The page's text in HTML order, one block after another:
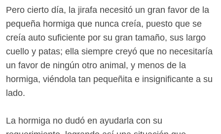
Pero cierto día, la jirafa necesitó un gran favor de la
pequeña hormiga que nunca creía, puesto que se
creía auto suficiente por su gran tamaño, sus largo
cuello y patas; ella siempre creyó que no necesitaría
un favor de ningún otro animal, y menos de la
hormiga, viéndola tan pequeñita e insignificante a su
lado.
La hormiga no dudó en ayudarla con su